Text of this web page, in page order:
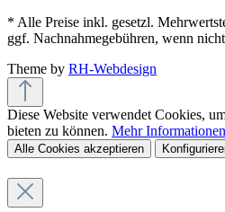
* Alle Preise inkl. gesetzl.
ggf. Nachnahmegebühren, wenn
Theme by RH-Webdesign
Diese Website verwendet Cookies,
bieten zu können. Mehr
Alle Cookies akzeptieren